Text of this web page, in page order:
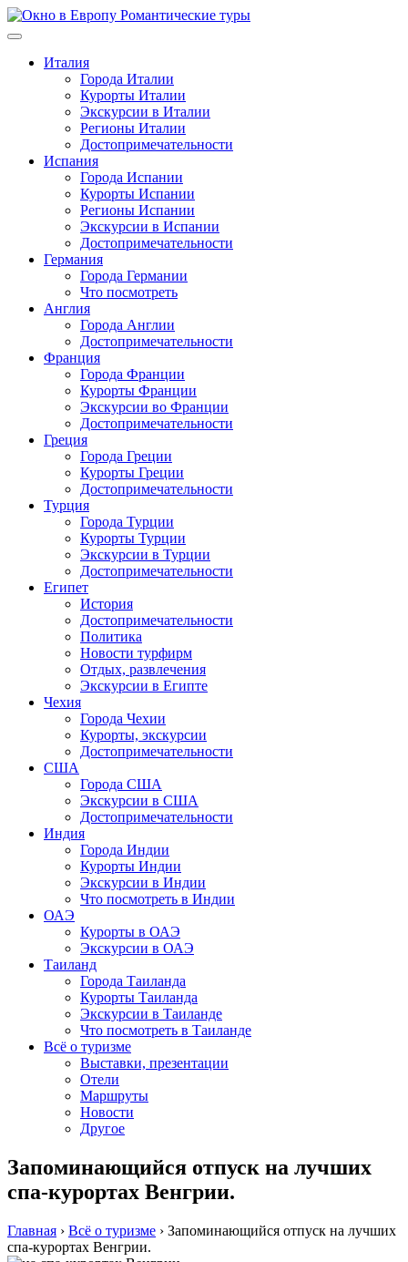
Перейти
к
Италия
Города Италии
Курорты Италии
Экскурсии в Италии
Регионы Италии
Достопримечательности
Испания
Города Испании
Курорты Испании
Регионы Испании
Экскурсии в Испании
Достопримечательности
Германия
Города Германии
Что посмотреть
Англия
Города Англии
Достопримечательности
Франция
Города Франции
Курорты Франции
Экскурсии во Франции
Достопримечательности
Греция
Города Греции
Курорты Греции
Достопримечательности
Турция
Города Турции
Курорты Турции
Экскурсии в Турции
Достопримечательности
Египет
История
Достопримечательности
Политика
Новости турфирм
Отдых, развлечения
Экскурсии в Египте
Чехия
Города Чехии
Курорты, экскурсии
Достопримечательности
США
Города США
Экскурсии в США
Достопримечательности
Индия
Города Индии
Курорты Индии
Экскурсии в Индии
Что посмотреть в Индии
ОАЭ
Курорты в ОАЭ
Экскурсии в ОАЭ
Таиланд
Города Таиланда
Курорты Таиланда
Экскурсии в Таиланде
Что посмотреть в Таиланде
Всё о туризме
Выставки, презентации
Отели
Маршруты
Новости
Другое
Запоминающийся отпуск на лучших
спа-курортах Венгрии.
Главная › Всё о туризме › Запоминающийся отпуск на лучших
спа-курортах Венгрии.